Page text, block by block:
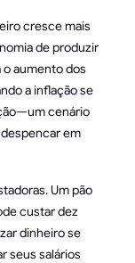
cresce mais
de produzir
aumento dos
a inflação se
cenário
em
Um pão
custar dez
dinheiro se
seus salários